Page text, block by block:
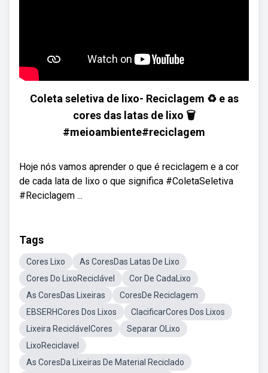
Coleta seletiva de lixo- Reciclagem ♻️ e as
cores das latas de lixo 🗑
#meioambiente#reciclagem
Hoje nós vamos aprender o que é reciclagem e a cor
de cada lata de lixo o que significa #ColetaSeletiva
#Reciclagem ...
Tags
Cores Lixo
As CoresDas Latas De Lixo
Cores Do LixoReciclável
Cor De CadaLixo
As CoresDas Lixeiras
CoresDe Reciclagem
EBSERHCores Dos Lixos
ClacificarCores Dos Lixos
Lixeira ReciclávelCores
Separar OLixo
LixoReciclavel
As CoresDa Lixeiras De Material Reciclado